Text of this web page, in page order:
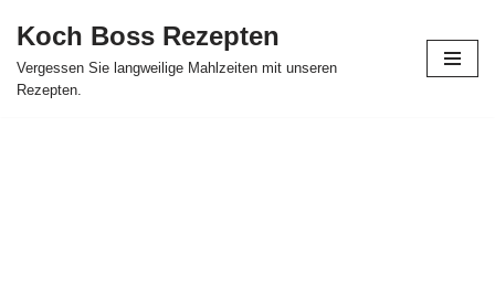
Skip
to
Koch Boss Rezepten
Vergessen Sie langweilige Mahlzeiten mit unseren
Rezepten.